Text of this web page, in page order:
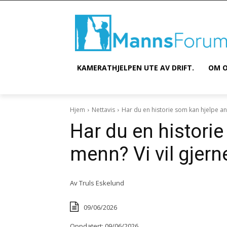
KAMERATHJELPEN UTE AV DRIFT. OM
Hjem Nettavis Har du en historie som kan hjelpe
Har du en
menn? Vi vil
AvTruls Eskelund
09/06/2026